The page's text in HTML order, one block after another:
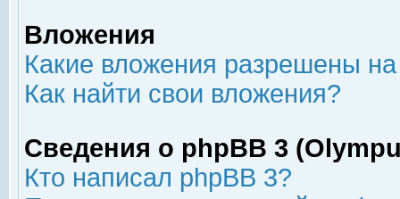
Вложения
Какие вложения разрешены
Как найти свои вложения?
Сведения о phpBB 3
Кто написал phpBB 3?